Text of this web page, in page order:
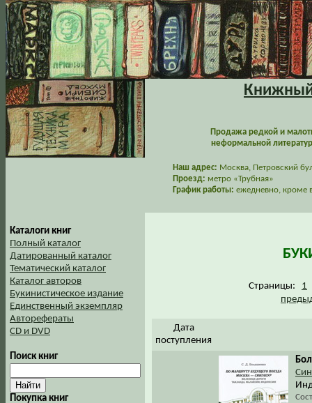
Книжный
Продажа редкой и
неформальной
Наш адрес: Москва, Петровский
Проезд: метро «Трубная»
График работы: ежедневно, кроме
Каталоги книг
Полный каталог
Датированный каталог
Тематический каталог
Каталог авторов
Букинистическое издание
Единственный экземпляр
Авторефераты
CD и DVD
Поиск книг
Покупка книг
Страницы: 1
Дата
поступления